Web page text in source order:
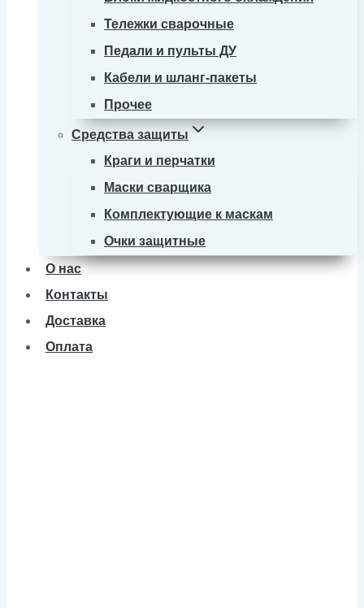
Тележки сварочные
Педали и пульты ДУ
Кабели и шланг-пакеты
Прочее
Средства защиты
Краги и перчатки
Маски сварщика
Комплектующие к маскам
Очки защитные
О нас
Контакты
Доставка
Оплата